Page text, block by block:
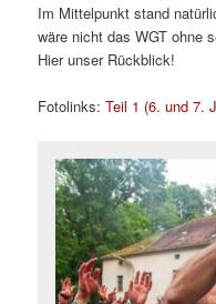
Im Mittelpunkt stand
wäre nicht das WGT ohne
Hier unser Rückblick!
Fotolinks:Teil 1 (6. und 7.